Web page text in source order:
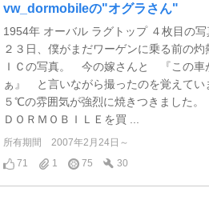
vw_dormobileの"オグラさん"
1954年 オーバル ラグトップ ４枚目の
２３日、僕がまだワーゲンに乗る前の
ＩＣの写真。 今の嫁さんと 『この車
ぁ』 と言いながら撮ったのを覚えて
５℃の雰囲気が強烈に焼きつきました
ＤＯＲＭＯＢＩＬＥを買 ...
所有期間
2007年2月24日～
71
1 75 30